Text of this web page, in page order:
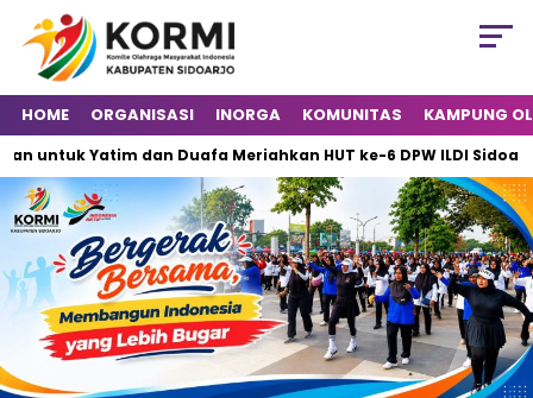
HOME ORGANISASI INORGA KOMUNITAS KAMPUNG
Yatim dan Duafa Meriahkan HUT ke-6 DPW ILDI Sidoarjo